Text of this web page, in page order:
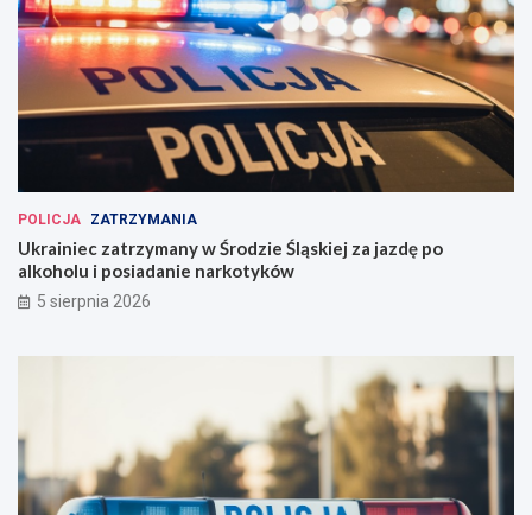
POLICJA ZATRZYMANIA
Ukrainiec zatrzymany w Środzie Śląskiej za jazdę po
alkoholu i posiadanie narkotyków
5 sierpnia 2026